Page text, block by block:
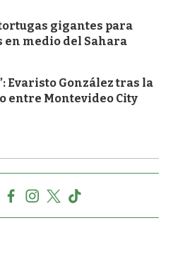
gigantes para
medio del Sahara
Evaristo González tras la
entre Montevideo City